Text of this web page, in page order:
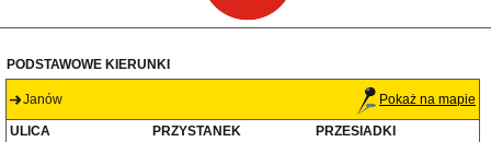
PODSTAWOWE KIERUNKI
Janów Pokaż na mapie
ULICA PRZYSTANEK
PRZESIADKI